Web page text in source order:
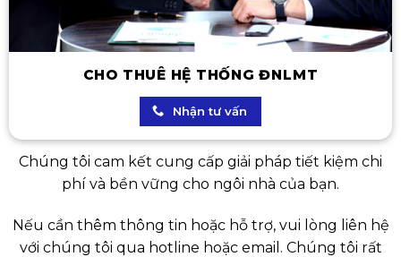
CHO THUÊ HỆ THỐNG ĐNLMT
Nhận tư vấn
Chúng tôi cam kết cung cấp giải pháp tiết kiệm chi
phí và bền vững cho ngôi nhà của bạn.
Nếu cần thêm thông tin hoặc hỗ trợ, vui lòng liên hệ
với chúng tôi qua hotline hoặc email. Chúng tôi rất